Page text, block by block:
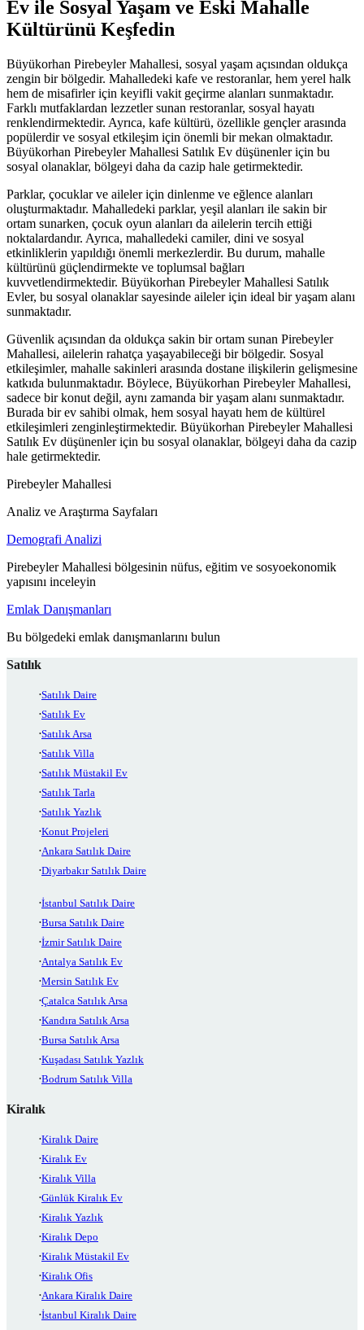
Ev ile Sosyal Yaşam ve Eski Mahalle
Kültürünü Keşfedin
Büyükorhan Pirebeyler Mahallesi, sosyal yaşam açısından oldukça
zengin bir bölgedir. Mahalledeki kafe ve restoranlar, hem yerel halk
hem de misafirler için keyifli vakit geçirme alanları sunmaktadır.
Farklı mutfaklardan lezzetler sunan restoranlar, sosyal hayatı
renklendirmektedir. Ayrıca, kafe kültürü, özellikle gençler arasında
popülerdir ve sosyal etkileşim için önemli bir mekan olmaktadır.
Büyükorhan Pirebeyler Mahallesi Satılık Ev düşünenler için bu
sosyal olanaklar, bölgeyi daha da cazip hale getirmektedir.
Parklar, çocuklar ve aileler için dinlenme ve eğlence alanları
oluşturmaktadır. Mahalledeki parklar, yeşil alanları ile sakin bir
ortam sunarken, çocuk oyun alanları da ailelerin tercih ettiği
noktalardandır. Ayrıca, mahalledeki camiler, dini ve sosyal
etkinliklerin yapıldığı önemli merkezlerdir. Bu durum, mahalle
kültürünü güçlendirmekte ve toplumsal bağları
kuvvetlendirmektedir. Büyükorhan Pirebeyler Mahallesi Satılık
Evler, bu sosyal olanaklar sayesinde aileler için ideal bir yaşam alanı
sunmaktadır.
Güvenlik açısından da oldukça sakin bir ortam sunan Pirebeyler
Mahallesi, ailelerin rahatça yaşayabileceği bir bölgedir. Sosyal
etkileşimler, mahalle sakinleri arasında dostane ilişkilerin gelişmesine
katkıda bulunmaktadır. Böylece, Büyükorhan Pirebeyler Mahallesi,
sadece bir konut değil, aynı zamanda bir yaşam alanı sunmaktadır.
Burada bir ev sahibi olmak, hem sosyal hayatı hem de kültürel
etkileşimleri zenginleştirmektedir. Büyükorhan Pirebeyler Mahallesi
Satılık Ev düşünenler için bu sosyal olanaklar, bölgeyi daha da cazip
hale getirmektedir.
Pirebeyler Mahallesi
Analiz ve Araştırma Sayfaları
Demografi Analizi
Pirebeyler Mahallesi bölgesinin nüfus, eğitim ve sosyoekonomik
yapısını inceleyin
Emlak Danışmanları
Bu bölgedeki emlak danışmanlarını bulun
Satılık
Satılık Daire
Satılık Ev
Satılık Arsa
Satılık Villa
Satılık Müstakil Ev
Satılık Tarla
Satılık Yazlık
Konut Projeleri
Ankara Satılık Daire
Diyarbakır Satılık Daire
İstanbul Satılık Daire
Bursa Satılık Daire
İzmir Satılık Daire
Antalya Satılık Ev
Mersin Satılık Ev
Çatalca Satılık Arsa
Kandıra Satılık Arsa
Bursa Satılık Arsa
Kuşadası Satılık Yazlık
Bodrum Satılık Villa
Kiralık
Kiralık Daire
Kiralık Ev
Kiralık Villa
Günlük Kiralık Ev
Kiralık Yazlık
Kiralık Depo
Kiralık Müstakil Ev
Kiralık Ofis
Ankara Kiralık Daire
İstanbul Kiralık Daire